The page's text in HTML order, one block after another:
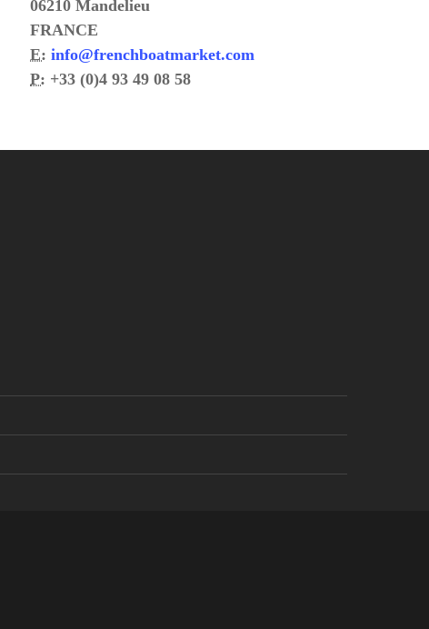
06210 Mandelieu
FRANCE
E: info@frenchboatmarket.com
P: +33 (0)4 93 49 08 58